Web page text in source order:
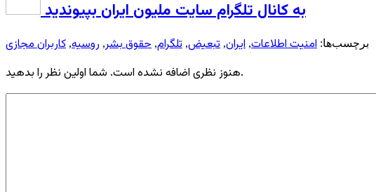
به کانال تلگرام سایت ملیون ایران بپیوندید
برچسب‌ها: امنیت اطلاعات, ایران, تبعیض, تلگرام, حقوق بشر, روسیه, کاربران مجازی
هنوز نظری اضافه نشده است. شما اولین نظر را بدهید.